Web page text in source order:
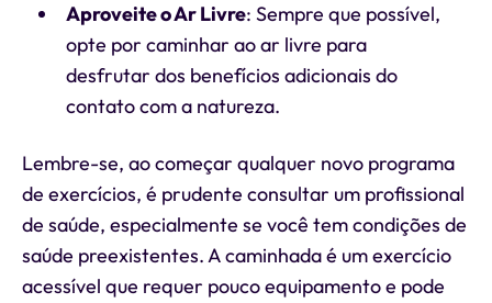
Aproveite o Ar Livre: Sempre que possível,
opte por caminhar ao ar livre para
desfrutar dos benefícios adicionais do
contato com a natureza.
Lembre-se, ao começar qualquer novo programa
de exercícios, é prudente consultar um profissional
de saúde, especialmente se você tem condições de
saúde preexistentes. A caminhada é um exercício
acessível que requer pouco equipamento e pode